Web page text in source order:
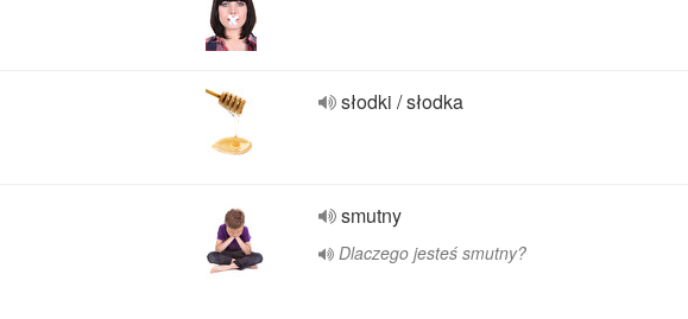
słodki / słodka
smutny
Dlaczego jesteś smutny?